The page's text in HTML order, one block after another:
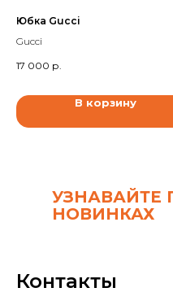
Юбка Gucci
Gucci
17 000 р.
В корзину
УЗНАВАЙТЕ
НОВИНКАХ
Контакты